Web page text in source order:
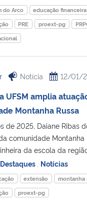
do Arco educação financeira
PRE proext-pg
Notícia 12/01/
UFSM amplia
Montanha Russa
de 2025, Daiane Ribas
comunidade Montanha
da escola da
Destaques Notícias
extensão
montanha
proext-pg